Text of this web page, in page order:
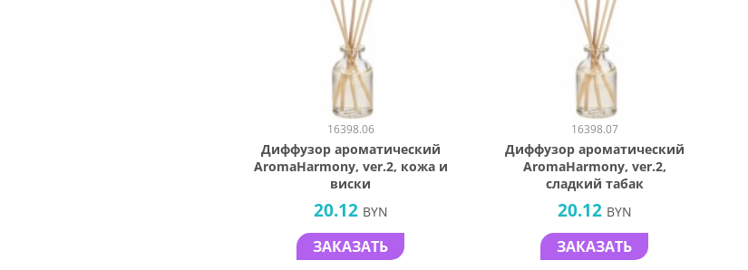
16398.06
Диффузор ароматический
AromaHarmony, ver.2, кожа и
виски
20.12 BYN
ЗАКАЗАТЬ
16398.07
Диффузор ароматический
AromaHarmony, ver.2,
сладкий табак
20.12 BYN
ЗАКАЗАТЬ